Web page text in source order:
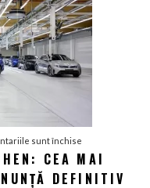
100%
electric
până
2030
șapte
noi
sunt închise
O
nouă
CEA MAI
DEFINITIV